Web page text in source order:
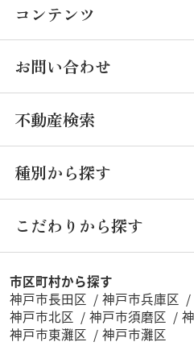
コンテンツ
お問い合わせ
不動産検索
種別から探す
こだわりから探す
市区町村から探す
神戸市長田区
神戸市兵庫区
神戸市北区
神戸市須磨区
神戸市東灘区
神戸市灘区